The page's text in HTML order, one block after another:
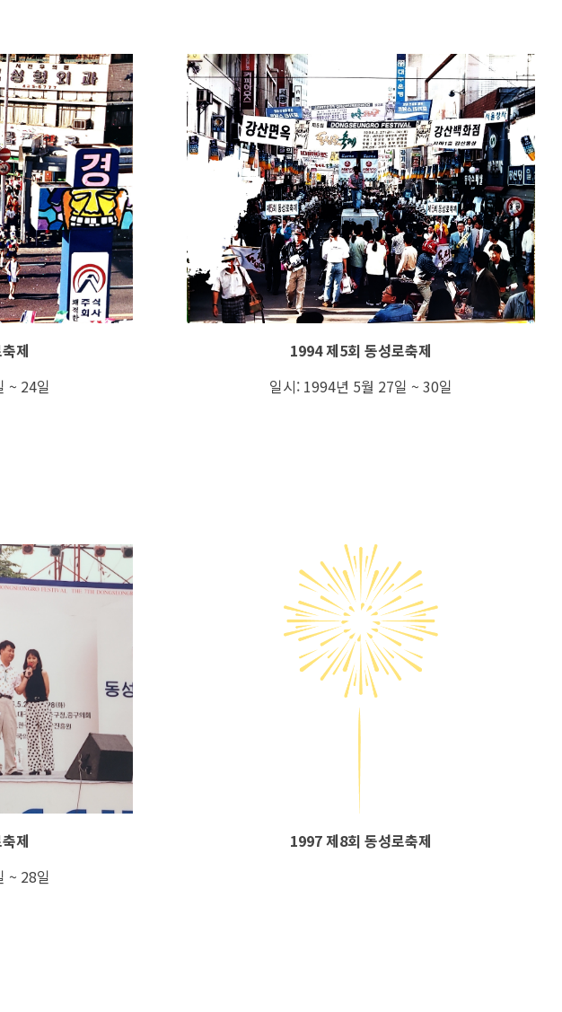
제
~ 24일
1994 제5회 동성로축제
일시: 1994년 5월 27일 ~ 30일
제
~ 28일
1997 제8회 동성로축제